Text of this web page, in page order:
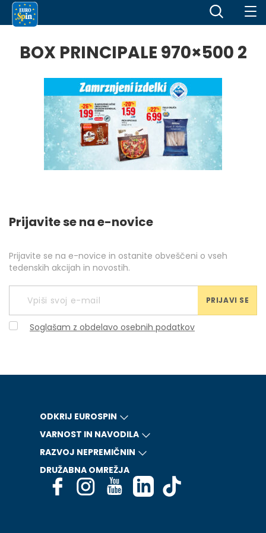
BOX PRINCIPALE 970×500 2
Prijavite se na e-novice
Prijavite se na e-novice in ostanite obveščeni o vseh
tedenskih akcijah in novostih.
PRIJAVI SE
Soglašam z obdelavo osebnih podatkov
ODKRIJ EUROSPIN
VARNOST IN NAVODILA
RAZVOJ NEPREMIČNIN
DRUŽABNA OMREŽJA